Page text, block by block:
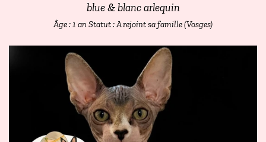
blue & blanc arlequin
Âge : 1 anStatut : A rejoint sa famille (Vosges)